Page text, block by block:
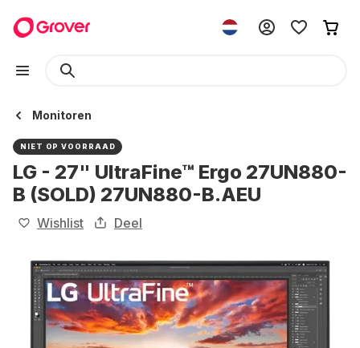
Monitoren
NIET OP VOORRAAD
LG - 27" UltraFine™ Ergo 27UN880-
B (SOLD) 27UN880-B.AEU
Wishlist Deel